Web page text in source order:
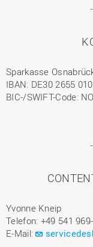
Sparkasse
IBAN: DE30 2655
BIC-/SWIFT-Code:
Yvonne Kneip
Telefon: +49 541
E-Mail: